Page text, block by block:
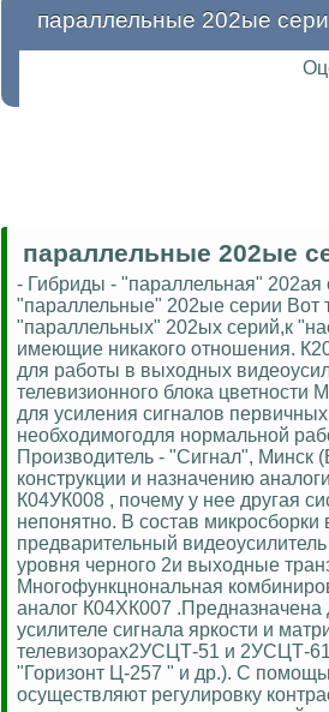
параллельные 202ые
параллельные 202ые
- Гибриды - "параллельная" 202ая
"параллельные" 202ые серии Вот
"параллельных" 202ых серий,к
имеющие никакого отношения.
для работы в выходных
телевизионного блока цветности
для усиления сигналов
необходимогодля нормальной
Производитель - "Сигнал", Минск
конструкции и назначению
К04УК008 , почему у нее другая
непонятно. В состав микросборки
предварительный видеоусилитель
уровня черного 2и выходные
Многофункцнональная
аналог К04ХК007 .Предназначена
усилителе сигнала яркости и
телевизорах2УСЦТ-51 и 2УСЦТ-
"Горизонт Ц-257 " и др.). С
осуществляют регулировку